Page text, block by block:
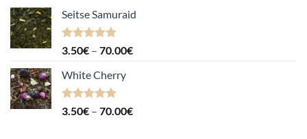
Seitse Samuraid
Hinnanguga
3.50€ – 70.00€Hinnavahemik:
White Cherry
Hinnanguga
3.50€ – 70.00€Hinnavahemik: